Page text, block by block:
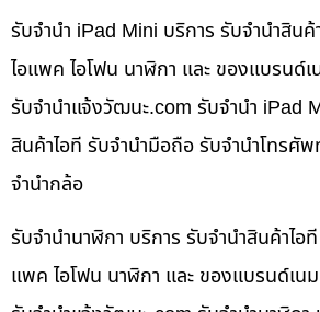
รับจำนำ iPad Mini บริการ รับจำนำสิน
ไอแพค ไอโฟน นาฬิกา และ ของแบรนด์
รับจํานําแจ้งวัฒนะ.com รับจำนำ iPad
สินค้าไอที รับจำนำมือถือ รับจำนำโทรศั
จำนำกล้อ
รับจำนำนาฬิกา บริการ รับจำนำสินค้าไอ
แพค ไอโฟน นาฬิกา และ ของแบรนด์เน